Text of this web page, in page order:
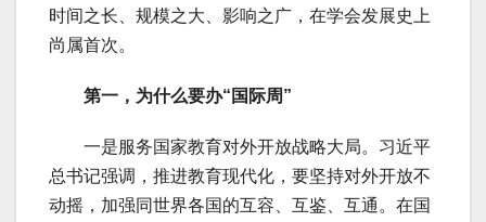
时间之长、规模之大、影响之广，在学会发展史上
尚属首次。
第一，为什么要办“国际周”
一是服务国家教育对外开放战略大局。习近平
总书记强调，推进教育现代化，要坚持对外开放不
动摇，加强同世界各国的互容、互鉴、互通。在国